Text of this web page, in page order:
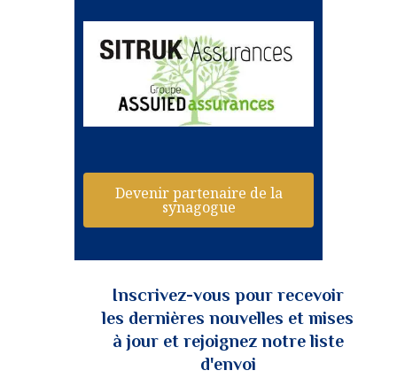
Devenir partenaire de la
synagogue
Inscrivez-vous pour recevoir
les dernières nouvelles et mises
à jour et rejoignez notre liste
d'envoi